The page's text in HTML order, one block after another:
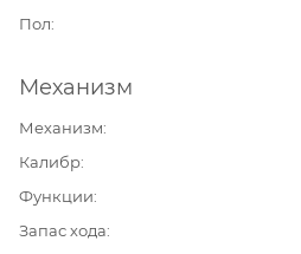
Пол
Механизм
Механизм
Калибр
Функции
Запас хода